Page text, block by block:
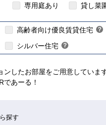
専用庭あり 貸し菜
高齢者向け優良賃貸住宅 ？
シルバー住宅 ？
ヒ
ト
があります
こちら
ンしたお部屋をご用意してい
であーる！
探す